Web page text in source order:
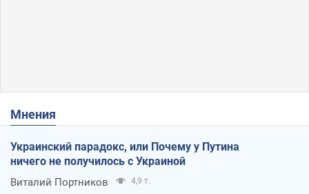
Мнения
Украинский парадокс, или Почему у Путина
ничего не получилось с Украиной
Виталий Портников 4,9 т.